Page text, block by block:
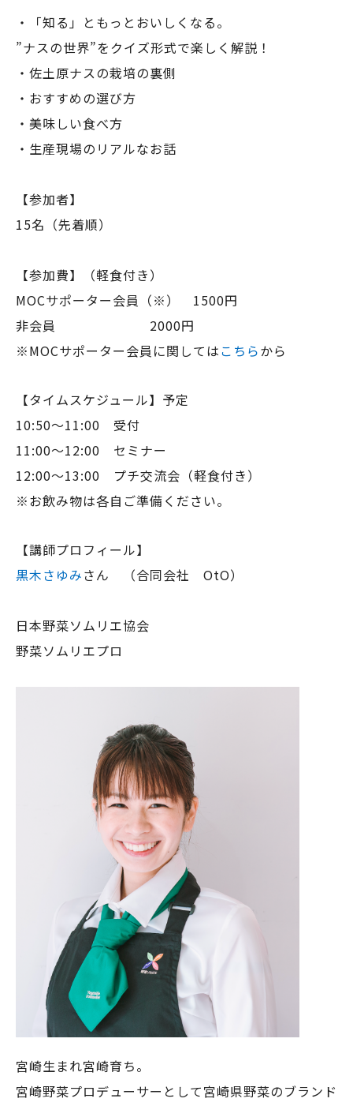
・「知る」ともっとおいしくなる。
”ナスの世界”をクイズ形式で楽しく解説！
・佐土原ナスの栽培の裏側
・おすすめの選び方
・美味しい食べ方
・生産現場のリアルなお話
【参加者】
15名（先着順）
【参加費】（軽食付き）
MOCサポーター会員（※） 1500円
非会員 2000円
※MOCサポーター会員に関してはこちらから
【タイムスケジュール】予定
10:50〜11:00 受付
11:00〜12:00 セミナー
12:00〜13:00 プチ交流会（軽食付き）
※お飲み物は各自ご準備ください。
【講師プロフィール】
黒木さゆみさん （合同会社 OtO）
日本野菜ソムリエ協会
野菜ソムリエプロ
宮崎生まれ宮崎育ち。
宮崎野菜プロデューサーとして宮崎県野菜のブランド